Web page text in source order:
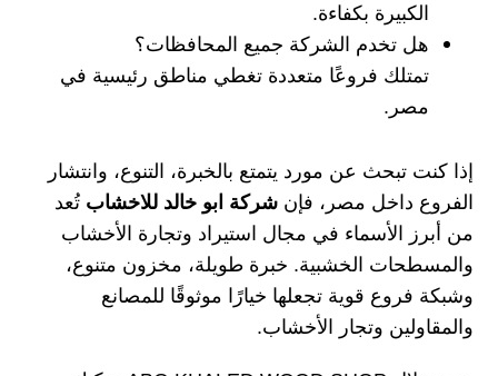
الكبيرة بكفاءة.
هل تخدم الشركة جميع المحافظات؟
تمتلك فروعًا متعددة تغطي مناطق رئيسية في
مصر.
إذا كنت تبحث عن مورد يتمتع بالخبرة، التنوع، وانتشار
الفروع داخل مصر، فإنشركة ابو خالد للاخشاب تُعد
من أبرز الأسماء في مجال استيراد وتجارة الأخشاب
والمسطحات الخشبية. خبرة طويلة، مخزون متنوع،
وشبكة فروع قوية تجعلها خيارًا موثوقًا للمصانع
والمقاولين وتجار الأخشاب.